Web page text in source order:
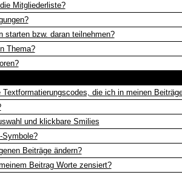
Mitgliederliste?
starten bzw. daran teilnehmen?
Thema?
die ich in meinen
und klickbare Smilies
Symbole?
Beiträge ändern?
Beitrag Worte zensiert?